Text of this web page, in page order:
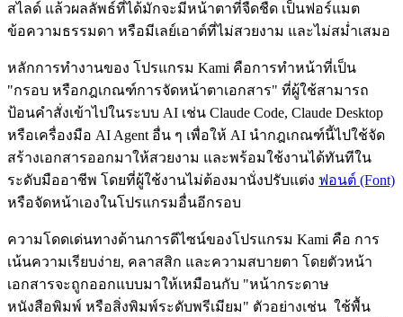
สไลด์ แล้วผลลัพธ์ที่ได้มักจะมีหน้าตาที่จืดชืด เป็นฟอร์แมต
ข้อความธรรมดา หรือมีเลย์เอาต์ที่ไม่สวยงาม และไม่สม่ำเสมอ
หลักการทำงานของ โปรแกรม Kami คือการทำหน้าที่เป็น
"กรอบ หรือกฎเกณฑ์การจัดหน้าตาเอกสาร" ที่ผู้ใช้สามารถ
ป้อนคำสั่งเข้าไปในระบบ AI เช่น Claude Code, Claude Desktop
หรือเครื่องมือ AI Agent อื่น ๆ เพื่อให้ AI นำกฎเกณฑ์นี้ไปใช้จัด
สร้างเอกสารออกมาให้สวยงาม และพร้อมใช้งานได้ทันทีใน
ระดับมืออาชีพ โดยที่ผู้ใช้งานไม่ต้องมานั่งปรับแต่ง ฟอนต์ (Font)
หรือจัดหน้าเองในโปรแกรมอื่นอีกรอบ
ความโดดเด่นทางด้านการดีไซน์ของโปรแกรม Kami คือ การ
เน้นความเรียบง่าย, คลาสสิก และความสบายตา โดยตัวหน้า
เอกสารจะถูกออกแบบมาให้เหมือนกับ "หน้ากระดาษ
หนังสือพิมพ์ หรือสิ่งพิมพ์ระดับพรีเมียม" ตัวอย่างเช่น ใช้พื้น